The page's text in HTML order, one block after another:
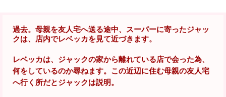
過去。母親を友人宅へ送る途中、スーパーに寄ったジャッ
クは、店内でレベッカを見て近づきます。
レベッカは、ジャックの家から離れている店で会った為、
何をしているのか尋ねます。この近辺に住む母親の友人宅
へ行く所だとジャックは説明。